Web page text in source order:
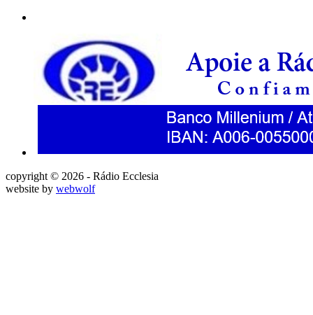
copyright © 2026 - Rádio Ecclesia
website by webwolf